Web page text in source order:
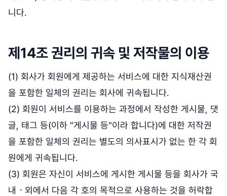
니다.
제14조 권리의 귀속 및 저작물의 이용
(1) 회사가 회원에게 제공하는 서비스에 대한 지식재산권
을 포함한 일체의 권리는 회사에 귀속됩니다.
(2) 회원이 서비스를 이용하는 과정에서 작성한 게시물, 댓
글, 태그 등(이하 "게시물 등"이라 합니다)에 대한 저작권
을 포함한 일체의 권리는 별도의 의사표시가 없는 한 각 회
원에게 귀속됩니다.
(3) 회원은 자신이 서비스에 게시한 게시물 등을 회사가 국
내ㆍ외에서 다음 각 호의 목적으로 사용하는 것을 허락합